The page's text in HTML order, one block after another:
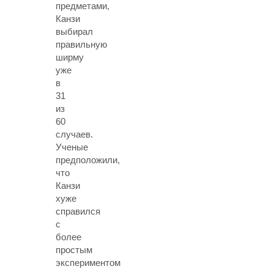
предметами,
Канзи
выбирал
правильную
ширму
уже
в
31
из
60
случаев.
Ученые
предположили,
что
Канзи
хуже
справился
с
более
простым
экспериментом